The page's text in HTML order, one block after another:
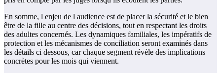
En somme, l enjeu de l audience est de placer la sécurité et le bien
être de la fille au centre des décisions, tout en respectant les droits
des adultes concernés. Les dynamiques familiales, les impératifs de
protection et les mécanismes de conciliation seront examinés dans
les détails ci dessous, car chaque segment révèle des implications
concrètes pour les mois qui viennent.